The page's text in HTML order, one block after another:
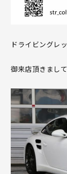
ドライビングレ
御来店頂きまし